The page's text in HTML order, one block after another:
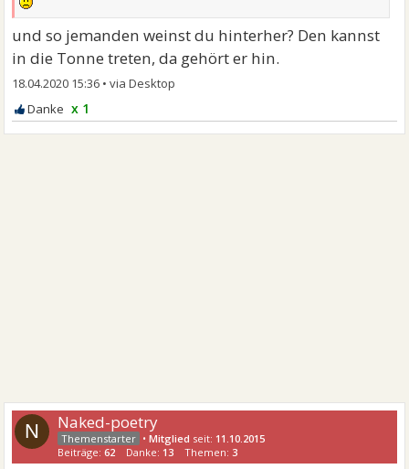
und so jemanden weinst du hinterher? Den kannst
in die Tonne treten, da gehört er hin.
18.04.2020 15:36 •
x 1
N Naked-poetry
•Mitglied seit: 11.10.2015
Beiträge:62 Danke: 13 Themen:3